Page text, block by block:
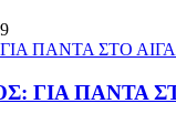
ΓΙΑ ΠΑΝΤΑ